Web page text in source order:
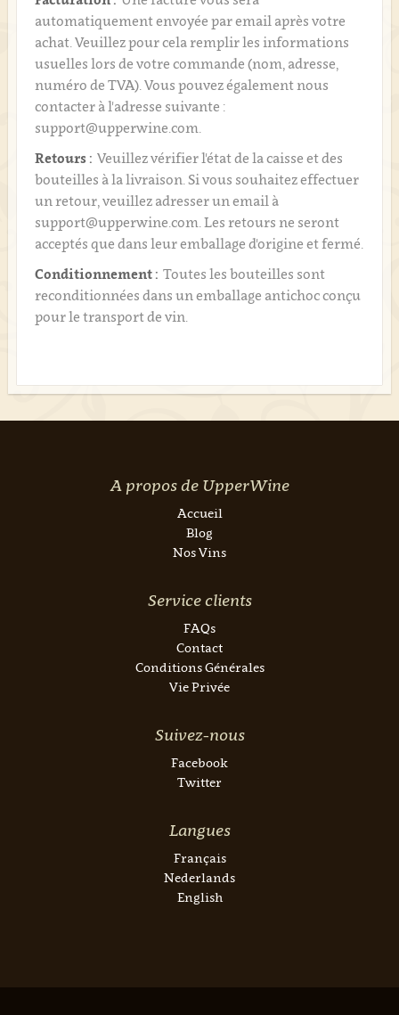
automatiquement envoyée par email après votre
achat. Veuillez pour cela remplir les informations
usuelles lors de votre commande (nom, adresse,
numéro de TVA). Vous pouvez également nous
contacter à l'adresse suivante :
support@upperwine.com.
Retours : Veuillez vérifier l'état de la caisse et des
bouteilles à la livraison. Si vous souhaitez effectuer
un retour, veuillez adresser un email à
support@upperwine.com. Les retours ne seront
acceptés que dans leur emballage d'origine et fermé.
Conditionnement : Toutes les bouteilles sont
reconditionnées dans un emballage antichoc conçu
pour le transport de vin.
A propos de UpperWine
Accueil
Blog
Nos Vins
Service clients
FAQs
Contact
Conditions Générales
Vie Privée
Suivez-nous
Facebook
Twitter
Langues
Français
Nederlands
English